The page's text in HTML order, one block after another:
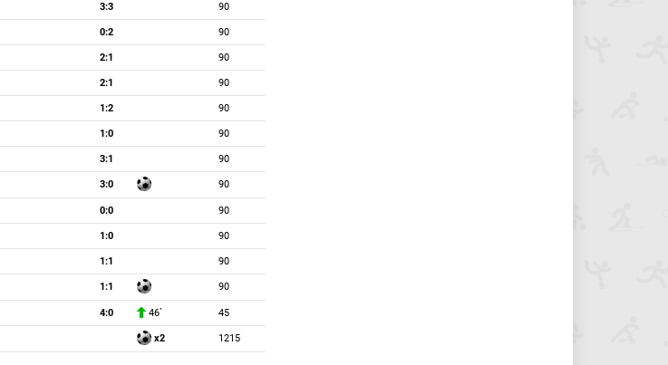
3:3 90
0:2 90
2:1 90
2:1 90
1:2 90
1:0 90
3:1 90
3:0 90
0:0 90
1:0 90
1:1 90
1:1 90
4:0 46` 45
x2 1215